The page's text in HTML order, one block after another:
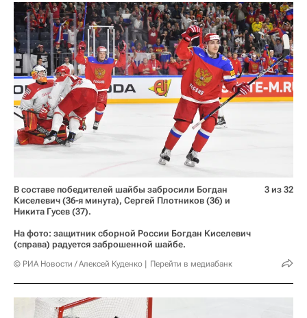
В составе победителей шайбы забросили Богдан
Киселевич (36-я минута), Сергей Плотников (36) и
Никита Гусев (37).
На фото: защитник сборной России Богдан Киселевич
(справа) радуется заброшенной шайбе.
© РИА Новости / Алексей Куденко Перейти в медиабанк
3 из 32